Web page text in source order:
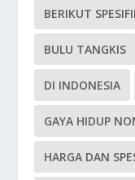
BERIKUT
BULU TANGKIS
DI INDONESIA
GAYA HIDUP
HARGA DAN